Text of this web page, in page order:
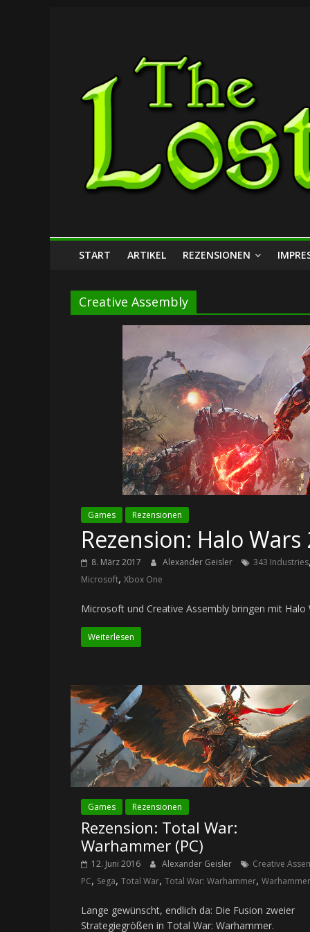
Lost
Dungeon
START ARTIKEL REZENSIONEN
Creative Assembly
Games Rezensionen
Rezension: Halo Wars
8. März 2017 Alexander Geisler 343 Industries,
Microsoft, Xbox One
Microsoft und Creative Assembly bringen mit
Weiterlesen
Games Rezensionen
Rezension: Total War:
Warhammer (PC)
12. Juni 2016 Alexander Geisler Creative
PC, Sega, Total War, Total War: Warhammer, Warhammer
Lange gewünscht, endlich da: Die Fusion zweier
Strategiegrößen in Total War: Warhammer.